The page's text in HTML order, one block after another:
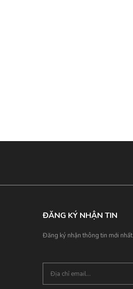
ĐĂNG KÝ NHẬN TIN
Đăng ký nhận thông tin mới nhất